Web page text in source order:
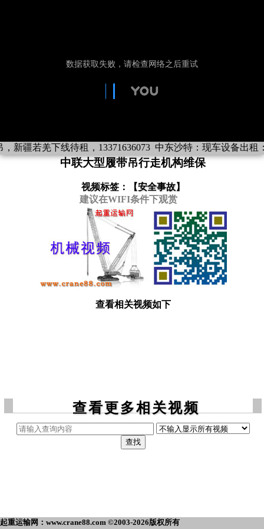
新疆若羌下线待租，13371636073 中东沙特：现车设备出租
中联大型履带吊行走机构维保
视频标签：【安全事故】
建议在WIFI条件下观赏
查看相关视频如下
查看更多相关视频
起重运输网：www.crane88.com ©2003-2026版权所有